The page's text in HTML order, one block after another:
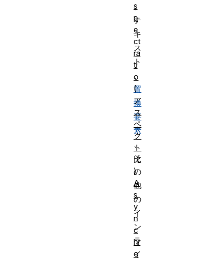
、
テ
キ
ス
ト
、
置
換
要
素
、
そ
の
他
の
イ
ン
ラ
イ
s
p
e
ct
ra
ti
o
(
ア
ス
ペ
ク
ト
比
)
A
s
y
n
c
hr
o